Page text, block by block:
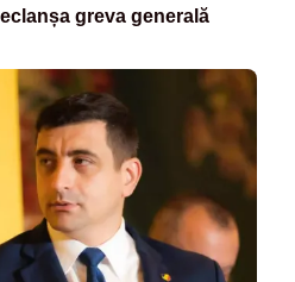
greva generală